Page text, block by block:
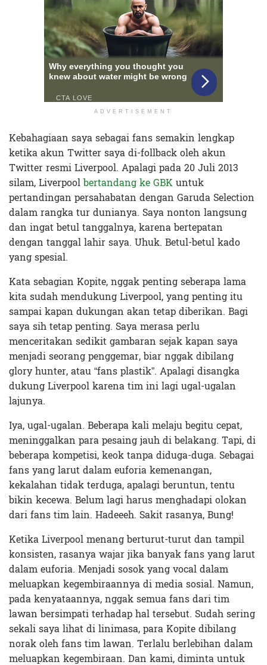
ADVERTISEMENT
Kebahagiaan saya sebagai fans semakin lengkap
ketika akun Twitter saya di-follback oleh akun
Twitter resmi Liverpool. Apalagi pada 20 Juli 2013
silam, Liverpoolbertandang ke GBKuntuk
pertandingan persahabatan dengan Garuda Selection
dalam rangka tur dunianya. Saya nonton langsung
dan ingat betul tanggalnya, karena bertepatan
dengan tanggal lahir saya. Uhuk. Betul-betul kado
yang spesial.
Kata sebagian Kopite, nggak penting seberapa lama
kita sudah mendukung Liverpool, yang penting itu
sampai kapan dukungan akan tetap diberikan. Bagi
saya sih tetap penting. Saya merasa perlu
menceritakan sedikit gambaran sejak kapan saya
menjadi seorang penggemar, biar nggak dibilang
glory hunter, atau “fans plastik”. Apalagi disangka
dukung Liverpool karena tim ini lagi ugal-ugalan
lajunya.
Iya, ugal-ugalan. Beberapa kali melaju begitu cepat,
meninggalkan para pesaing jauh di belakang. Tapi, di
beberapa kompetisi, keok tanpa diduga-duga. Sebagai
fans yang larut dalam euforia kemenangan,
kekalahan tidak terduga, apalagi beruntun, tentu
bikin kecewa. Belum lagi harus menghadapi olokan
dari fans tim lain. Hadeeeh. Sakit rasanya, Bung!
Ketika Liverpool menang berturut-turut dan tampil
konsisten, rasanya wajar jika banyak fans yang larut
dalam euforia. Menjadi sosok yang vocal dalam
meluapkan kegembiraannya di media sosial. Namun,
pada kenyataannya, nggak semua fans dari tim
lawan bersimpati terhadap hal tersebut. Sudah sering
sekali saya lihat di linimasa, para Kopite dibilang
norak oleh fans tim lawan. Terlalu berlebihan dalam
meluapkan kegembiraan. Dan kami, diminta untuk